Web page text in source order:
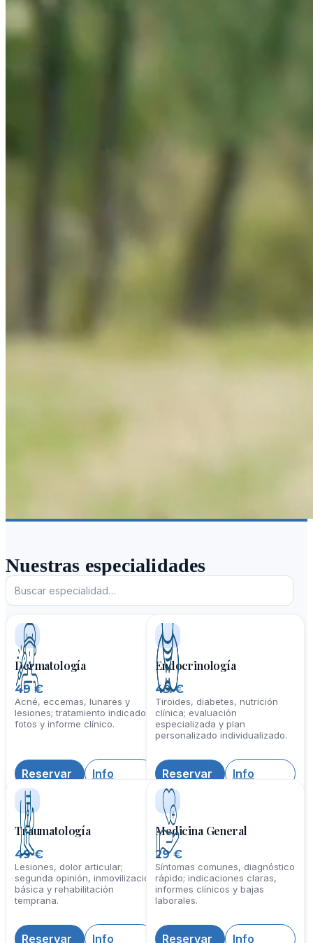
Nuestras especialidades
Dermatología
49 €
fotos y informe clínico.
Reservar
Endocrinología
49 €
Tiroides, diabetes, nutrición
especializada y plan
personalizado individualizado.
Reservar
Traumatología
49 €
Lesiones, dolor articular;
básica y rehabilitación
temprana.
Medicina General
29 €
Síntomas comunes, diagnóstico
informes clínicos y bajas
laborales.